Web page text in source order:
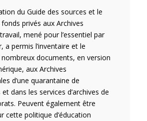
du Guide des sources et le
privés aux Archives
mené pour l’essentiel par
a permis l’inventaire et le
documents, en version
aux Archives
d’une quarantaine de
dans les services d’archives de
Peuvent également être
cette politique d’éducation